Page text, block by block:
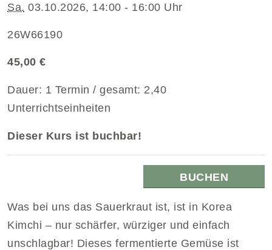
Sa. 03.10.2026, 14:00 - 16:00 Uhr
26W66190
45,00 €
Dauer: 1 Termin / gesamt: 2,40
Unterrichtseinheiten
Dieser Kurs ist buchbar!
BUCHEN
Was bei uns das Sauerkraut ist, ist in Korea
Kimchi – nur schärfer, würziger und einfach
unschlagbar! Dieses fermentierte Gemüse ist